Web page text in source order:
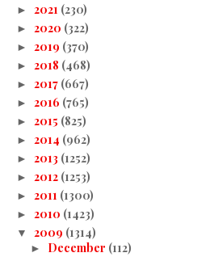
► 2021 (230)
► 2020 (322)
► 2019 (370)
► 2018 (468)
► 2017 (667)
► 2016 (765)
► 2015 (825)
► 2014 (962)
► 2013 (1252)
► 2012 (1253)
► 2011 (1300)
► 2010 (1423)
▼ 2009 (1314)
► December (112)